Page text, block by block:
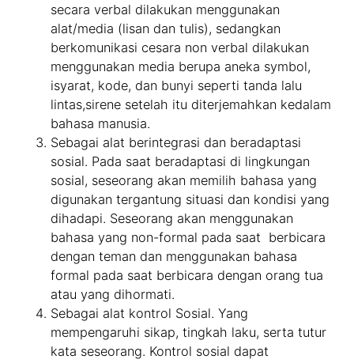
secara verbal dilakukan menggunakan
alat/media (lisan dan tulis), sedangkan
berkomunikasi cesara non verbal dilakukan
menggunakan media berupa aneka symbol,
isyarat, kode, dan bunyi seperti tanda lalu
lintas,sirene setelah itu diterjemahkan kedalam
bahasa manusia.
Sebagai alat berintegrasi dan beradaptasi
sosial. Pada saat beradaptasi di lingkungan
sosial, seseorang akan memilih bahasa yang
digunakan tergantung situasi dan kondisi yang
dihadapi. Seseorang akan menggunakan
bahasa yang non-formal pada saat berbicara
dengan teman dan menggunakan bahasa
formal pada saat berbicara dengan orang tua
atau yang dihormati.
Sebagai alat kontrol Sosial. Yang
mempengaruhi sikap, tingkah laku, serta tutur
kata seseorang. Kontrol sosial dapat